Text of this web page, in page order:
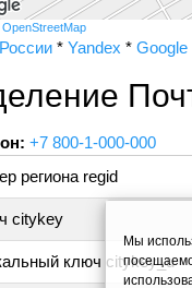
OpenStreetMap
* Yandex * Google
+7 800-1-000-000
региона regid
citykey
ключ citykey_u
Мы